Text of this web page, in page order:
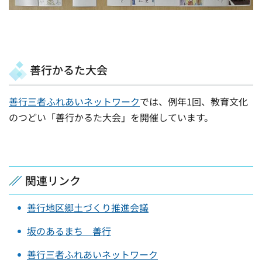
善行かるた大会
善行三者ふれあいネットワークでは、例年1回、教育文化
のつどい「善行かるた大会」を開催しています。
関連リンク
善行地区郷土づくり推進会議
坂のあるまち 善行
善行三者ふれあいネットワーク